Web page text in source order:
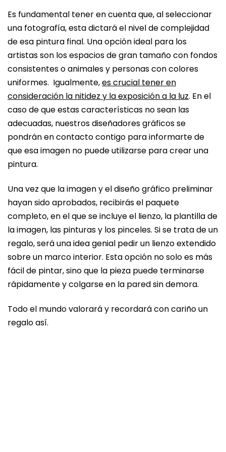
Es fundamental tener en cuenta que, al seleccionar
una fotografía, esta dictará el nivel de complejidad
de esa pintura final. Una opción ideal para los
artistas son los espacios de gran tamaño con fondos
consistentes o animales y personas con colores
uniformes. Igualmente,es crucial tener en
consideración la nitidez y la exposición a la luz. En el
caso de que estas características no sean las
adecuadas, nuestros diseñadores gráficos se
pondrán en contacto contigo para informarte de
que esa imagen no puede utilizarse para crear una
pintura.
Una vez que la imagen y el diseño gráfico preliminar
hayan sido aprobados, recibirás el paquete
completo, en el que se incluye el lienzo, la plantilla de
la imagen, las pinturas y los pinceles. Si se trata de un
regalo, será una idea genial pedir un lienzo extendido
sobre un marco interior. Esta opción no solo es más
fácil de pintar, sino que la pieza puede terminarse
rápidamente y colgarse en la pared sin demora.
Todo el mundo valorará y recordará con cariño un
regalo así.